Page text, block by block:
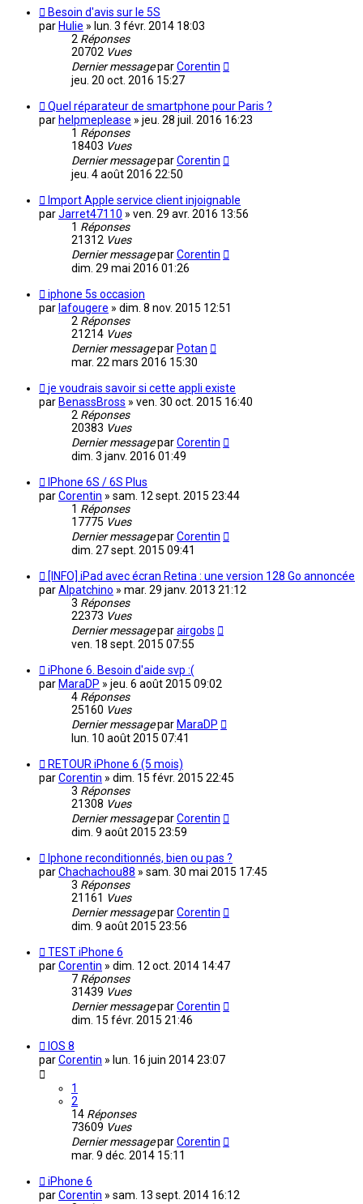
Besoin d'avis sur le 5S
par Hulie » lun. 3 févr. 2014 18:03
2 Réponses
20702 Vues
Dernier messageparCorentin
jeu. 20 oct. 2016 15:27
Quel réparateur de smartphone pour Paris ?
par helpmeplease » jeu. 28 juil. 2016 16:23
1 Réponses
18403 Vues
Dernier messageparCorentin
jeu. 4 août 2016 22:50
Import Apple service client injoignable
parJarret47110 » ven. 29 avr. 2016 13:56
1 Réponses
21312 Vues
Dernier messageparCorentin
dim. 29 mai 2016 01:26
iphone 5s occasion
par lafougere » dim. 8 nov. 2015 12:51
2 Réponses
21214 Vues
Dernier messagepar Potan
mar. 22 mars 2016 15:30
je voudrais savoir si cette appli existe
par BenassBross » ven. 30 oct. 2015 16:40
2 Réponses
20383 Vues
Dernier messageparCorentin
dim. 3 janv. 2016 01:49
IPhone 6S / 6S Plus
parCorentin » sam. 12 sept. 2015 23:44
1 Réponses
17775 Vues
Dernier messageparCorentin
dim. 27 sept. 2015 09:41
[INFO] iPad avec écran Retina : une version 128 Go annoncée
parAlpatchino » mar. 29 janv. 2013 21:12
3 Réponses
22373 Vues
Dernier messageparairgobs
ven. 18 sept. 2015 07:55
iPhone 6. Besoin d'aide svp :(
par MaraDP » jeu. 6 août 2015 09:02
4 Réponses
25160 Vues
Dernier messagepar MaraDP
lun. 10 août 2015 07:41
RETOUR iPhone 6 (5 mois)
parCorentin » dim. 15 févr. 2015 22:45
3 Réponses
21308 Vues
Dernier messageparCorentin
dim. 9 août 2015 23:59
Iphone reconditionnés, bien ou pas ?
parChachachou88 » sam. 30 mai 2015 17:45
3 Réponses
21161 Vues
Dernier messageparCorentin
dim. 9 août 2015 23:56
TEST iPhone 6
parCorentin » dim. 12 oct. 2014 14:47
7 Réponses
31439 Vues
Dernier messageparCorentin
dim. 15 févr. 2015 21:46
IOS 8
parCorentin » lun. 16 juin 2014 23:07
1
2
14 Réponses
73609 Vues
Dernier messageparCorentin
mar. 9 déc. 2014 15:11
iPhone 6
parCorentin » sam. 13 sept. 2014 16:12